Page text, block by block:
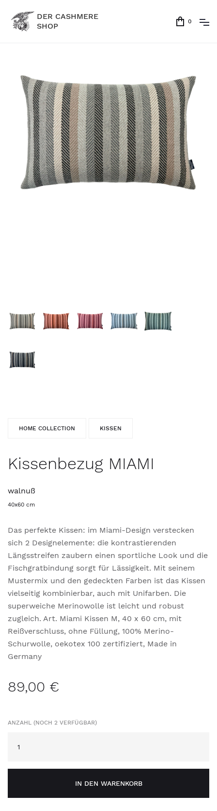
DER CASHMERE
SHOP
0
HOME COLLECTION KISSEN
Kissenbezug MIAMI
walnuß
40x60 cm
Das perfekte Kissen: im Miami-Design verstecken
sich 2 Designelemente: die kontrastierenden
Längsstreifen zaubern einen sportliche Look und die
Fischgratbindung sorgt für Lässigkeit. Mit seinem
Mustermix und den gedeckten Farben ist das Kissen
vielseitig kombinierbar, auch mit Unifarben. Die
superweiche Merinowolle ist leicht und robust
zugleich. Art. Miami Kissen M, 40 x 60 cm, mit
Reißverschluss, ohne Füllung, 100% Merino-
Schurwolle, oekotex 100 zertifiziert, Made in
Germany
89,00 €
ANZAHL (NOCH 2 VERFÜGBAR)
IN DEN WARENKORB